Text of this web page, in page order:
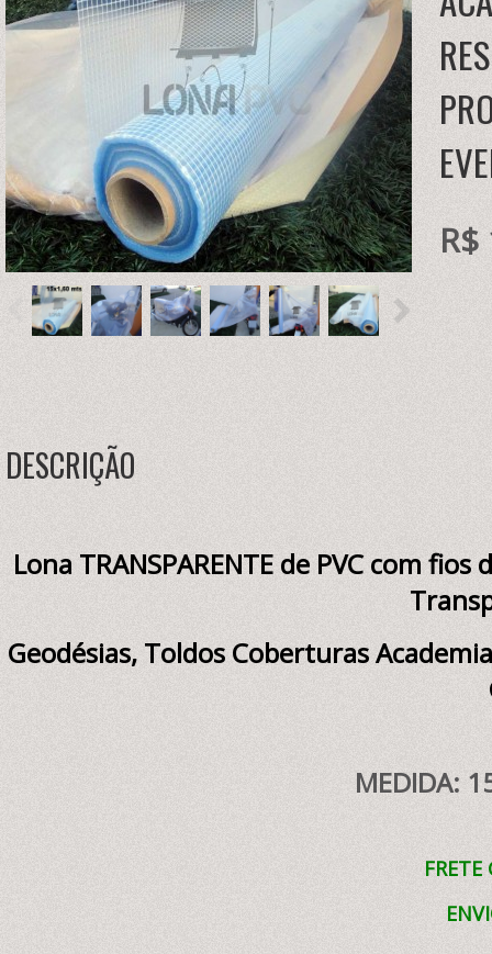
DESCRIÇÃO
Lona TRANSPARENTE de PVC com
Geodésias, Toldos Coberturas
MEDIDA:
FRETE